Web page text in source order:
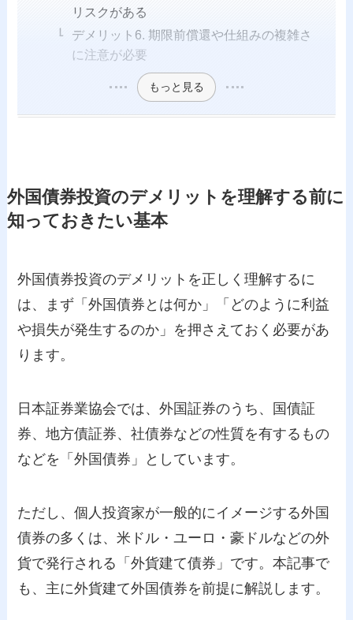
リスクがある
デメリット6. 期限前償還や仕組みの複雑さ
に注意が必要
もっと見る
外国債券投資のデメリットを理解する前に
知っておきたい基本
外国債券投資のデメリットを正しく理解するに
は、まず「外国債券とは何か」「どのように利益
や損失が発生するのか」を押さえておく必要があ
ります。
日本証券業協会では、外国証券のうち、国債証
券、地方債証券、社債券などの性質を有するもの
などを「外国債券」としています。
ただし、個人投資家が一般的にイメージする外国
債券の多くは、米ドル・ユーロ・豪ドルなどの外
貨で発行される「外貨建て債券」です。本記事で
も、主に外貨建て外国債券を前提に解説します。